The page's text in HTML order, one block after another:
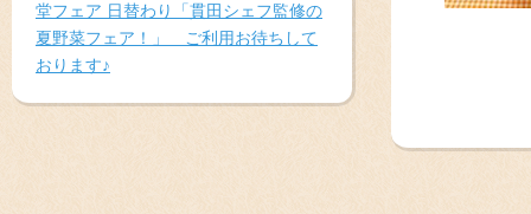
堂フェア 日替わり「貫田シェフ監修の
夏野菜フェア！」 ご利用お待ちして
おります♪